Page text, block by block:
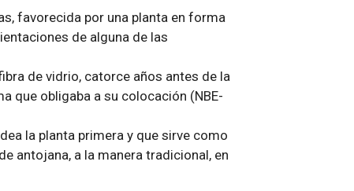
favorecida por una planta en forma
de alguna de las
de vidrio, catorce años antes de la
que obligaba a su colocación (NBE-
la planta primera y que sirve como
antojana, a la manera tradicional, en